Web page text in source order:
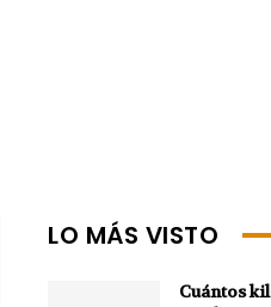
LO MÁS VISTO
Cuántos